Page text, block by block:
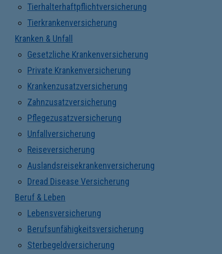
Tierhalterhaftpflichtversicherung
Tierkrankenversicherung
Kranken & Unfall
Gesetzliche Krankenversicherung
Private Krankenversicherung
Krankenzusatzversicherung
Zahnzusatzversicherung
Pflegezusatzversicherung
Unfallversicherung
Reiseversicherung
Auslandsreisekrankenversicherung
Dread Disease Versicherung
Beruf & Leben
Lebensversicherung
Berufsunfähigkeitsversicherung
Sterbegeldversicherung